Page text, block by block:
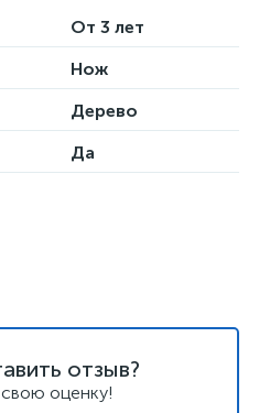
От 3 лет
Нож
Дерево
Да
отзыв?
оценку!